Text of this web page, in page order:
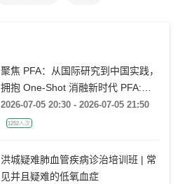
聚焦 PFA：从国际研究到中国实践，
拥抱 One-Shot 消融新时代 PFA:
From Global Research to China
Practice, Embracing the One-Shot
题会
2026-07-05 20:30 - 2026-07-05 21:50
1252人次
洪城疑难肺血管疾病诊治培训班 | 常
见并且疑难的低氧血症